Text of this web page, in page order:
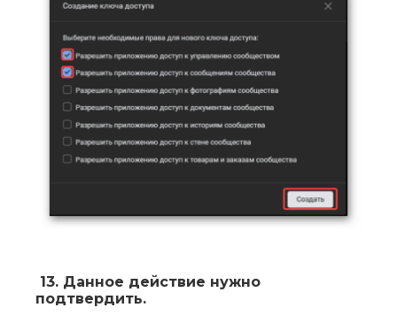
13. Данное действие нужно
подтвердить.